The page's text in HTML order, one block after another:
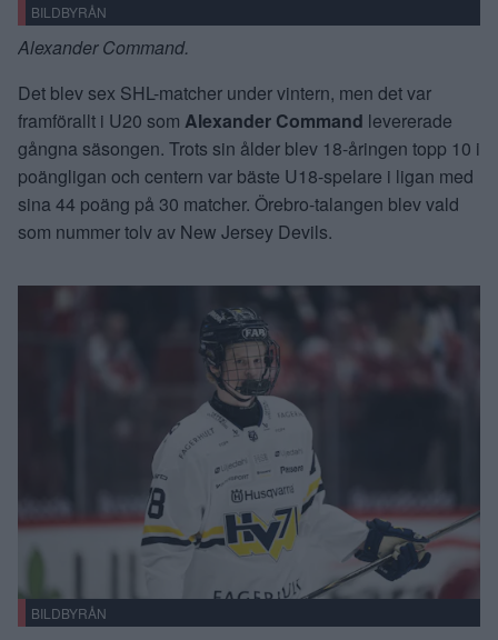
BILDBYRÅN
Alexander Command.
Det blev sex SHL-matcher under vintern, men det var
framförallt i U20 som Alexander Command levererade
gångna säsongen. Trots sin ålder blev 18-åringen topp 10 i
poängligan och centern var bäste U18-spelare i ligan med
sina 44 poäng på 30 matcher. Örebro-talangen blev vald
som nummer tolv av New Jersey Devils.
BILDBYRÅN